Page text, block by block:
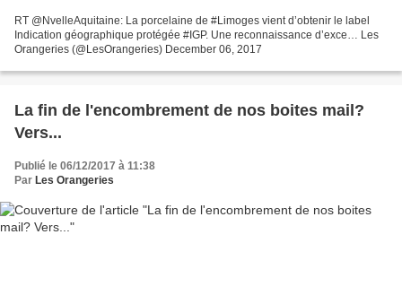
RT @NvelleAquitaine: La porcelaine de #Limoges vient d’obtenir le label
Indication géographique protégée #IGP. Une reconnaissance d’exce… Les
Orangeries (@LesOrangeries) December 06, 2017
La fin de l'encombrement de nos boites mail?
Vers...
Publié le 06/12/2017 à 11:38
Par Les Orangeries